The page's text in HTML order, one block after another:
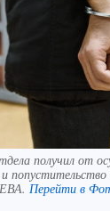
получил от
Перейти в